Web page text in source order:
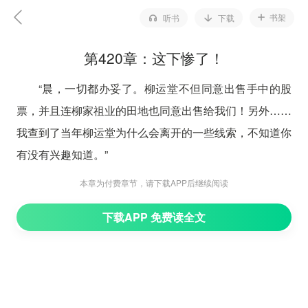
听书 下载 书架
第420章：这下惨了！
“晨，一切都办妥了。柳运堂不但同意出售手中的股
票，并且连柳家祖业的田地也同意出售给我们！另外……
我查到了当年柳运堂为什么会离开的一些线索，不知道你
有没有兴趣知道。”
“三分钟之内立刻发到我的邮箱来！”冷冷的说了一
不都是很幸福的事情吗？现在的你应该是很愉快才是，谁
本章为付费章节，请下载APP后继续阅读
下载APP 免费读全文